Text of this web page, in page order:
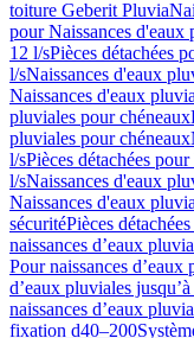
toiture Geberit Pluvia
pour Naissances d'eaux
12 l/sPièces détachées
l/sNaissances d'eaux
Naissances d'eaux
pluviales pour chéneaux
pluviales pour chéneaux
l/sPièces détachées
l/sNaissances d'eaux
Naissances d'eaux
sécuritéPièces
naissances d’eaux
Pour naissances d’eaux
d’eaux pluviales
naissances d’eaux
fixation d40–200